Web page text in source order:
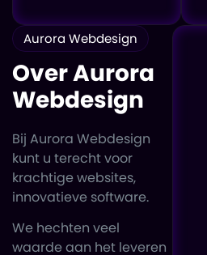
Aurora Webdesign
Over Aurora
Webdesign
Bij Aurora Webdesign
kunt u terecht voor
krachtige websites,
innovatieve software.
We hechten veel
waarde aan het leveren